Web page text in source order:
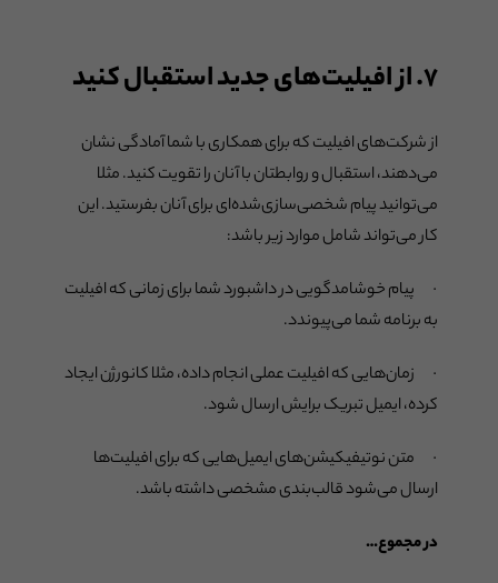
۷. از افیلیت‌های جدید استقبال کنید
از شرکت‌های افیلیت که برای همکاری با شما آمادگی نشان
می‌دهند، استقبال و روابطتان با آنان را تقویت کنید. مثلا
می‌توانید پیام شخصی‌سازی‌شده‌ای برای آنان بفرستید. این
کار می‌تواند شامل موارد زیر باشد:
· پیام خوشامدگویی در داشبورد شما برای زمانی که افیلیت
به برنامه شما می‌پیوندد.
· زمان‌هایی که افیلیت عملی انجام داده، مثلا کانورژن ایجاد
کرده، ایمیل تبریک برایش ارسال شود.
· متن نوتیفیکیشن‌های ایمیل‌هایی که برای افیلیت‌ها
ارسال می‌شود قالب‌بندی مشخصی داشته باشد.
در مجموع…